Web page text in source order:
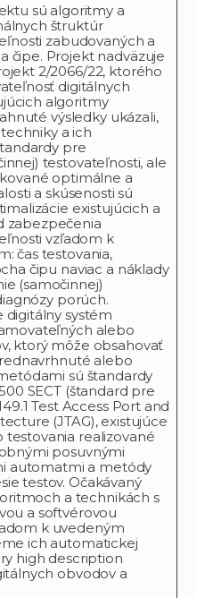
sú algoritmy a
štruktúr
zabudovaných a
čipe. Projekt nadväzuje
2/2066/22, ktorého
digitálnych
algoritmy
výsledky ukázali,
a ich
pre
testovateľnosti, ale
optimálne a
a skúsenosti sú
existujúcich a
zabezpečenia
vzľadom k
čas testovania,
čipu naviac a náklady
(samočinnej)
porúch.
digitálny systém
alebo
ktorý môže obsahovať
alebo
sú štandardy
SECT (štandard pre
Test Access Port and
(JTAG), existujúce
realizované
posuvnými
automatmi a metódy
testov. Očakávaný
a technikách s
a softvérovou
k uvedeným
ich automatickej
high description
obvodov a